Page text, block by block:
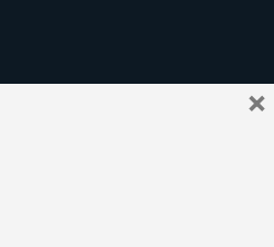
unidos.
×